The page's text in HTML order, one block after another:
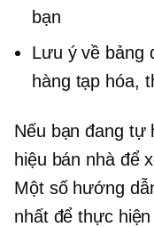
bạn
Lưu ý về bảng
hàng tạp hóa,
Nếu bạn đang tự
hiệu bán nhà để
Một số hướng
nhất để thực